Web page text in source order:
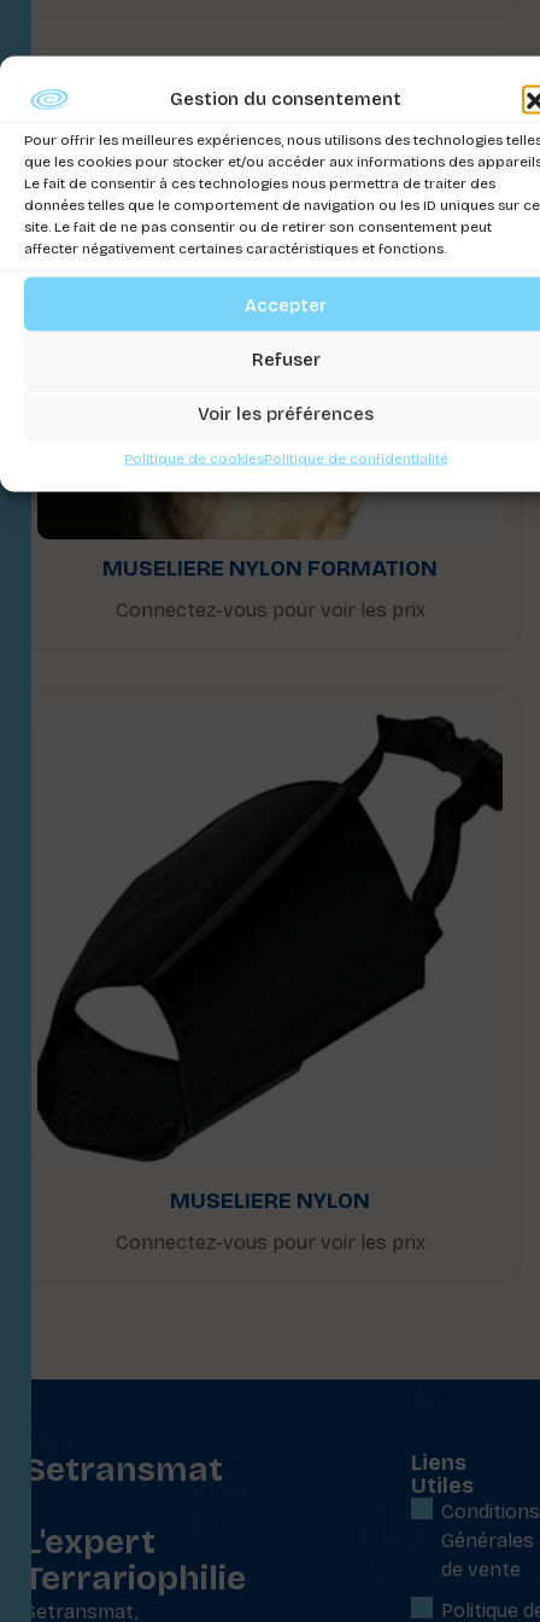
Gestion du consentement
Pour offrir les meilleures expériences, nous utilisons des technologies
que les cookies pour stocker et/ou accéder aux informations des
Le fait de consentir à ces technologies nous permettra de traiter des
données telles que le comportement de navigation ou les ID uniques sur ce
site. Le fait de ne pas consentir ou de retirer son consentement peut
affecter négativement certaines caractéristiques et fonctions.
Accepter
Refuser
Voir les préférences
Politique de cookiesPolitique de confidentialité
MUSELIERE NYLON FORMATION
Connectez-vous pour voir les prix
MUSELIERE NYLON
Connectez-vous pour voir les prix
Setransmat
L'expert
Terrariophilie
Setransmat,
Liens
Utiles
Conditions
Générales
de vente
Politique